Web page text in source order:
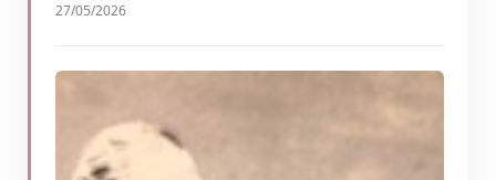
27/05/2026